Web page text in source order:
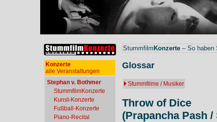
Konzerte
alle Veranstaltungen
Stephan v. Bothmer
StummfilmKonzerte
Kunst-Konzerte
Fußball-Konzerte
Piano-Recital
Stummfilm Konzerte – So haben
Glossar
Stummfilme / Musiker
Throw of Dice
(Prapancha Pash